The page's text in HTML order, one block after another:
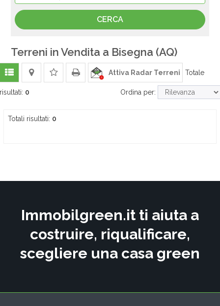
Terreni in Vendita a Bisegna (AQ)
Attiva Radar Terreni Totale
risultati: 0 Ordina per:
Totali risultati: 0
Immobilgreen.it ti aiuta a
costruire, riqualificare,
scegliere una casa green